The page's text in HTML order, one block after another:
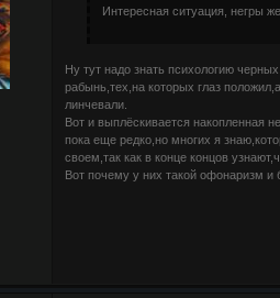
Интересная ситуация, негры
Ну тут надо знать психологию
рабынь,тех,на которых глаз
линчевали.
Вот и выплёскивается накопленная
пока еще редко,но многих я
своем,так как в конце концов
Вот почему у них такой офонаризм